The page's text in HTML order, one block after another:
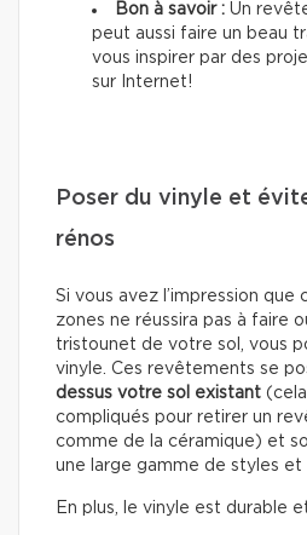
Bon à savoir : Un
peut aussi faire un beau
vous inspirer par des
sur Internet!
Poser du vinyle et
rénos
Si vous avez l’impression que
zones ne réussira pas à faire
tristounet de votre sol, vous
vinyle. Ces revêtements se
dessus votre sol existant
compliqués pour retirer un
comme de la céramique) et
une large gamme de styles et
En plus, le vinyle est durable